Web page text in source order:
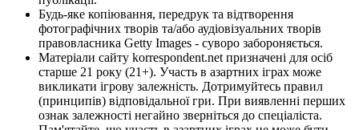
Будь-яке копіювання, передрук та відтворення
фотографічних творів та/або аудіовізуальних творів
правовласника Getty Images - суворо забороняється.
Матеріали сайту korrespondent.net призначені для осіб
старше 21 року (21+). Участь в азартних іграх може
викликати ігрову залежність. Дотримуйтесь правил
(принципів) відповідальної гри. При виявленні перших
ознак залежності негайно зверніться до спеціаліста.